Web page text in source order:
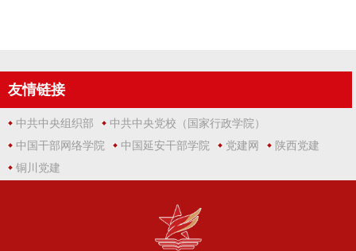
友情链接
中共中央组织部
中共中央党校（国家行政学院）
中国干部网络学院
中国延安干部学院 党建网
陕西党建
铜川党建